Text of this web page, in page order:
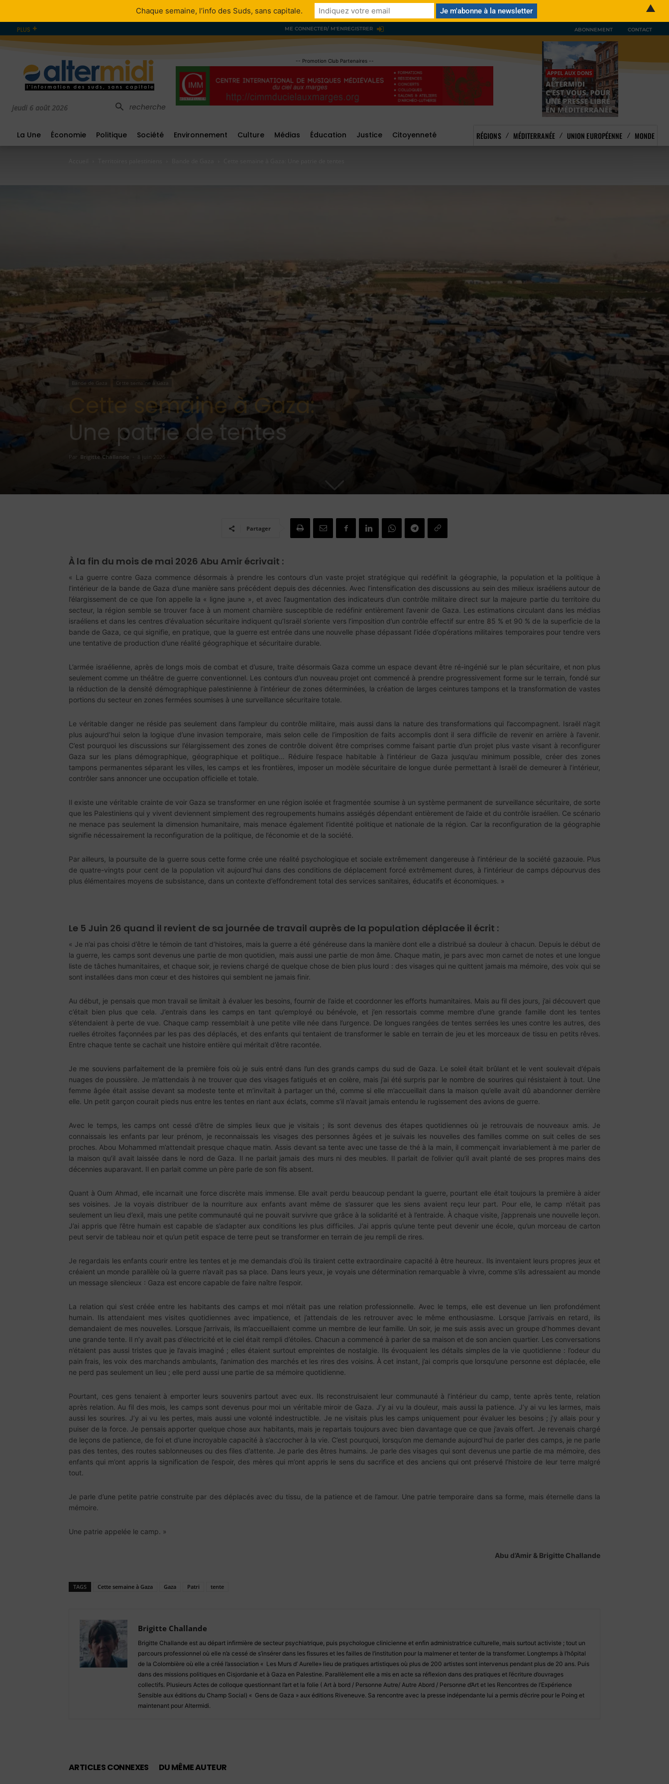
PLUS ME CONNECTER/ M'ENREGISTRER ABONNEMENT CONTACT
jeudi 6 août 2026 recherche
-- Promotion Club Partenaires --
La Une Économie Politique Société Environnement Culture Médias Éducation Justice Citoyenneté RÉGIONS MÉDITERRANÉE UNION EUROPÉENNE MONDE
Bande de Gaza Cette semaine à Gaza
Cette semaine à Gaza:
Une patrie de tentes
Par Brigitte Challande 8 juin 2026
Partager
À la fin du mois de mai 2026 Abu Amir écrivait :
« La guerre contre Gaza commence désormais à prendre les contours d’un vaste projet stratégique qui redéfinit la géographie, la population et la politique à
l’intérieur de la bande de Gaza d’une manière sans précédent depuis des décennies. Avec l’intensification des discussions au sein des milieux israéliens autour de
l’élargissement de ce que l’on appelle la « ligne jaune », et avec l’augmentation des indicateurs d’un contrôle militaire direct sur la majeure partie du territoire du
secteur, la région semble se trouver face à un moment charnière susceptible de redéfinir entièrement l’avenir de Gaza. Les estimations circulant dans les médias
israéliens et dans les centres d’évaluation sécuritaire indiquent qu’Israël s’oriente vers l’imposition d’un contrôle effectif sur entre 85 % et 90 % de la superficie de la
bande de Gaza, ce qui signifie, en pratique, que la guerre est entrée dans une nouvelle phase dépassant l’idée d’opérations militaires temporaires pour tendre vers
une tentative de production d’une réalité géographique et sécuritaire durable.
L’armée israélienne, après de longs mois de combat et d’usure, traite désormais Gaza comme un espace devant être ré-ingénié sur le plan sécuritaire, et non plus
seulement comme un théâtre de guerre conventionnel. Les contours d’un nouveau projet ont commencé à prendre progressivement forme sur le terrain, fondé sur
la réduction de la densité démographique palestinienne à l’intérieur de zones déterminées, la création de larges ceintures tampons et la transformation de vastes
portions du secteur en zones fermées soumises à une surveillance sécuritaire totale.
Le véritable danger ne réside pas seulement dans l’ampleur du contrôle militaire, mais aussi dans la nature des transformations qui l’accompagnent. Israël n’agit
plus aujourd’hui selon la logique d’une invasion temporaire, mais selon celle de l’imposition de faits accomplis dont il sera difficile de revenir en arrière à l’avenir.
C’est pourquoi les discussions sur l’élargissement des zones de contrôle doivent être comprises comme faisant partie d’un projet plus vaste visant à reconfigurer
Gaza sur les plans démographique, géographique et politique… Réduire l’espace habitable à l’intérieur de Gaza jusqu’au minimum possible, créer des zones
tampons permanentes séparant les villes, les camps et les frontières, imposer un modèle sécuritaire de longue durée permettant à Israël de demeurer à l’intérieur,
contrôler sans annoncer une occupation officielle et totale.
Il existe une véritable crainte de voir Gaza se transformer en une région isolée et fragmentée soumise à un système permanent de surveillance sécuritaire, de sorte
que les Palestiniens qui y vivent deviennent simplement des regroupements humains assiégés dépendant entièrement de l’aide et du contrôle israélien. Ce scénario
ne menace pas seulement la dimension humanitaire, mais menace également l’identité politique et nationale de la région. Car la reconfiguration de la géographie
signifie nécessairement la reconfiguration de la politique, de l’économie et de la société.
Par ailleurs, la poursuite de la guerre sous cette forme crée une réalité psychologique et sociale extrêmement dangereuse à l’intérieur de la société gazaouie. Plus
de quatre-vingts pour cent de la population vit aujourd’hui dans des conditions de déplacement forcé extrêmement dures, à l’intérieur de camps dépourvus des
plus élémentaires moyens de subsistance, dans un contexte d’effondrement total des services sanitaires, éducatifs et économiques. »
Le 5 Juin 26 quand il revient de sa journée de travail auprès de la population déplacée il écrit :
« Je n’ai pas choisi d’être le témoin de tant d’histoires, mais la guerre a été généreuse dans la manière dont elle a distribué sa douleur à chacun. Depuis le début de
la guerre, les camps sont devenus une partie de mon quotidien, mais aussi une partie de mon âme. Chaque matin, je pars avec mon carnet de notes et une longue
liste de tâches humanitaires, et chaque soir, je reviens chargé de quelque chose de bien plus lourd : des visages qui ne quittent jamais ma mémoire, des voix qui se
sont installées dans mon cœur et des histoires qui semblent ne jamais finir.
Au début, je pensais que mon travail se limitait à évaluer les besoins, fournir de l’aide et coordonner les efforts humanitaires. Mais au fil des jours, j’ai découvert que
c’était bien plus que cela. J’entrais dans les camps en tant qu’employé ou bénévole, et j’en ressortais comme membre d’une grande famille dont les tentes
s’étendaient à perte de vue. Chaque camp ressemblait à une petite ville née dans l’urgence. De longues rangées de tentes serrées les unes contre les autres, des
ruelles étroites façonnées par les pas des déplacés, et des enfants qui tentaient de transformer le sable en terrain de jeu et les morceaux de tissu en petits rêves.
Entre chaque tente se cachait une histoire entière qui méritait d’être racontée.
Je me souviens parfaitement de la première fois où je suis entré dans l’un des grands camps du sud de Gaza. Le soleil était brûlant et le vent soulevait d’épais
nuages de poussière. Je m’attendais à ne trouver que des visages fatigués et en colère, mais j’ai été surpris par le nombre de sourires qui résistaient à tout. Une
femme âgée était assise devant sa modeste tente et m’invitait à partager un thé, comme si elle m’accueillait dans la maison qu’elle avait dû abandonner derrière
elle. Un petit garçon courait pieds nus entre les tentes en riant aux éclats, comme s’il n’avait jamais entendu le rugissement des avions de guerre.
Avec le temps, les camps ont cessé d’être de simples lieux que je visitais ; ils sont devenus des étapes quotidiennes où je retrouvais de nouveaux amis. Je
connaissais les enfants par leur prénom, je reconnaissais les visages des personnes âgées et je suivais les nouvelles des familles comme on suit celles de ses
proches. Abou Mohammed m’attendait presque chaque matin. Assis devant sa tente avec une tasse de thé à la main, il commençait invariablement à me parler de
la maison qu’il avait laissée dans le nord de Gaza. Il ne parlait jamais des murs ni des meubles. Il parlait de l’olivier qu’il avait planté de ses propres mains des
décennies auparavant. Il en parlait comme un père parle de son fils absent.
Quant à Oum Ahmad, elle incarnait une force discrète mais immense. Elle avait perdu beaucoup pendant la guerre, pourtant elle était toujours la première à aider
ses voisines. Je la voyais distribuer de la nourriture aux enfants avant même de s’assurer que les siens avaient reçu leur part. Pour elle, le camp n’était pas
seulement un lieu d’exil, mais une petite communauté qui ne pouvait survivre que grâce à la solidarité et à l’entraide. À chaque visite, j’apprenais une nouvelle leçon.
J’ai appris que l’être humain est capable de s’adapter aux conditions les plus difficiles. J’ai appris qu’une tente peut devenir une école, qu’un morceau de carton
peut servir de tableau noir et qu’un petit espace de terre peut se transformer en terrain de jeu rempli de rires.
Je regardais les enfants courir entre les tentes et je me demandais d’où ils tiraient cette extraordinaire capacité à être heureux. Ils inventaient leurs propres jeux et
créaient un monde parallèle où la guerre n’avait pas sa place. Dans leurs yeux, je voyais une détermination remarquable à vivre, comme s’ils adressaient au monde
un message silencieux : Gaza est encore capable de faire naître l’espoir.
La relation qui s’est créée entre les habitants des camps et moi n’était pas une relation professionnelle. Avec le temps, elle est devenue un lien profondément
humain. Ils attendaient mes visites quotidiennes avec impatience, et j’attendais de les retrouver avec le même enthousiasme. Lorsque j’arrivais en retard, ils
demandaient de mes nouvelles. Lorsque j’arrivais, ils m’accueillaient comme un membre de leur famille. Un soir, je me suis assis avec un groupe d’hommes devant
une grande tente. Il n’y avait pas d’électricité et le ciel était rempli d’étoiles. Chacun a commencé à parler de sa maison et de son ancien quartier. Les conversations
n’étaient pas aussi tristes que je l’avais imaginé ; elles étaient surtout empreintes de nostalgie. Ils évoquaient les détails simples de la vie quotidienne : l’odeur du
pain frais, les voix des marchands ambulants, l’animation des marchés et les rires des voisins. À cet instant, j’ai compris que lorsqu’une personne est déplacée, elle
ne perd pas seulement un lieu ; elle perd aussi une partie de sa mémoire quotidienne.
Pourtant, ces gens tenaient à emporter leurs souvenirs partout avec eux. Ils reconstruisaient leur communauté à l’intérieur du camp, tente après tente, relation
après relation. Au fil des mois, les camps sont devenus pour moi un véritable miroir de Gaza. J’y ai vu la douleur, mais aussi la patience. J’y ai vu les larmes, mais
aussi les sourires. J’y ai vu les pertes, mais aussi une volonté indestructible. Je ne visitais plus les camps uniquement pour évaluer les besoins ; j’y allais pour y
puiser de la force. Je pensais apporter quelque chose aux habitants, mais je repartais toujours avec bien davantage que ce que j’avais offert. Je revenais chargé
de leçons de patience, de foi et d’une incroyable capacité à s’accrocher à la vie. C’est pourquoi, lorsqu’on me demande aujourd’hui de parler des camps, je ne parle
pas des tentes, des routes sablonneuses ou des files d’attente. Je parle des êtres humains. Je parle des visages qui sont devenus une partie de ma mémoire, des
enfants qui m’ont appris la signification de l’espoir, des mères qui m’ont appris le sens du sacrifice et des anciens qui ont préservé l’histoire de leur terre malgré
tout.
Je parle d’une petite patrie construite par des déplacés avec du tissu, de la patience et de l’amour. Une patrie temporaire dans sa forme, mais éternelle dans la
mémoire.
Une patrie appelée le camp. »
Abu d’Amir & Brigitte Challande
TAGS Cette semaine à Gaza Gaza Patri tente
Brigitte Challande
Brigitte Challande est au départ infirmière de secteur psychiatrique, puis psychologue clinicienne et enfin administratrice culturelle, mais surtout activiste ; tout un
parcours professionnel où elle n’a cessé de s’insérer dans les fissures et les failles de l’institution pour la malmener et tenter de la transformer. Longtemps à l’hôpital
de la Colombière où elle a créé l’association « Les Murs d’ Aurelle» lieu de pratiques artistiques où plus de 200 artistes sont intervenus pendant plus de 20 ans. Puis
dans des missions politiques en Cisjordanie et à Gaza en Palestine. Parallèlement elle a mis en acte sa réflexion dans des pratiques et l’écriture d’ouvrages
collectifs. Plusieurs Actes de colloque questionnant l’art et la folie ( Art à bord / Personne Autre/ Autre Abord / Personne d’Art et les Rencontres de l’Expérience
Sensible aux éditions du Champ Social) « Gens de Gaza » aux éditions Riveneuve. Sa rencontre avec la presse indépendante lui a permis d’écrire pour le Poing et
maintenant pour Altermidi.
ARTICLES CONNEXES DU MÊME AUTEUR
Chaque semaine, l’info des Suds, sans capitale. ▲